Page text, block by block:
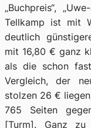
„Buchpreis“,
Tellkamp ist mit
deutlich
mit 16,80 € ganz
als die schon
Vergleich, der
stolzen 26 €
765 Seiten
[Turm]. Ganz zu